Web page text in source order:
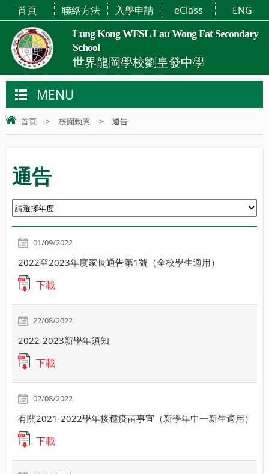
Lung Kong WFSL Lau Wong Fat Secondary
School
世界龍岡學校劉皇發中學
首頁 聯絡方法 入學申請 eClass ENG
MENU
首頁 > 校園動態 > 通告
通告
01/09/2022
2022至2023年度家長通告第1號（全校學生適用）
下載
22/08/2022
2022-2023新學年須知
下載
02/08/2022
有關2021-2022學年接種疫苗事宜（新學年中一新生適用）
下載